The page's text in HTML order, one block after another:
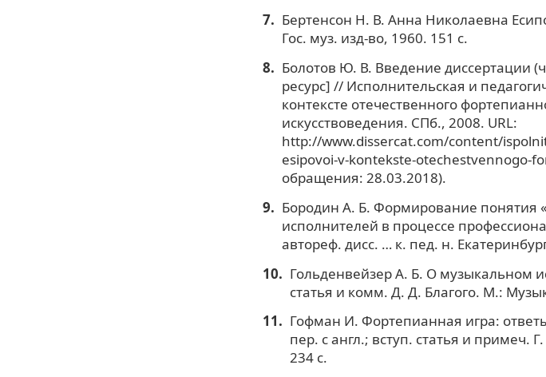
Бертенсон Н. В. Анна Николаевна
Гос. муз. изд-во, 1960. 151 с.
Болотов Ю. В. Введение диссертации
ресурс] // Исполнительская и
контексте отечественного
искусствоведения. СПб., 2008. URL:
http://www.dissercat.com/content/
esipovoi-v-kontekste-otechestvennogo-
обращения: 28.03.2018).
Бородин А. Б. Формирование понятия
исполнителей в процессе
автореф. дисс. … к. пед. н.
Гольденвейзер А. Б. О музыкальном
статья и комм. Д. Д. Благого. М.:
Гофман И. Фортепианная игра:
пер. с англ.; вступ. статья и примеч.
234 с.